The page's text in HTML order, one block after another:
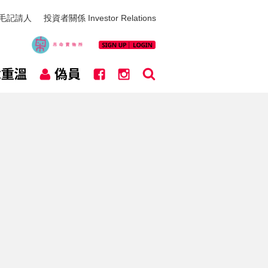
記請人 投資者關係 Investor Relations